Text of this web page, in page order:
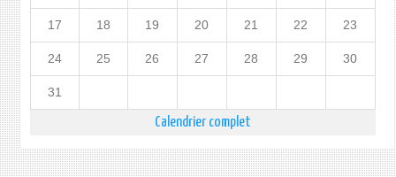
17 18 19 20 21 22 23
24 25 26 27 28 29 30
31
Calendrier complet